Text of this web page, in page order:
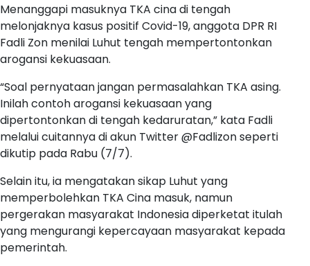
Menanggapi masuknya TKA cina di tengah
melonjaknya kasus positif Covid-19, anggota DPR RI
Fadli Zon menilai Luhut tengah mempertontonkan
arogansi kekuasaan.
“Soal pernyataan jangan permasalahkan TKA asing.
Inilah contoh arogansi kekuasaan yang
dipertontonkan di tengah kedaruratan,” kata Fadli
melalui cuitannya di akun Twitter @Fadlizon seperti
dikutip pada Rabu (7/7).
Selain itu, ia mengatakan sikap Luhut yang
memperbolehkan TKA Cina masuk, namun
pergerakan masyarakat Indonesia diperketat itulah
yang mengurangi kepercayaan masyarakat kepada
pemerintah.